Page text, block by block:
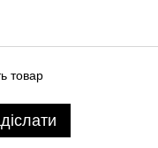
товар